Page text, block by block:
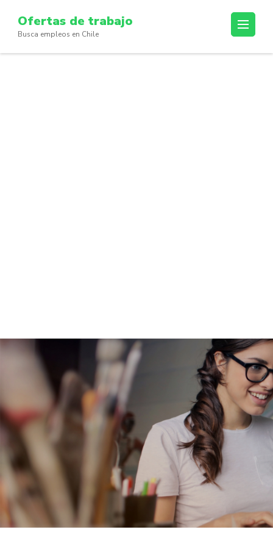
content
(Press
Ofertas de trabajo
Busca empleos en Chile